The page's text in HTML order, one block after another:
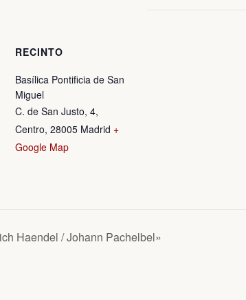
RECINTO
Basílica Pontificia de San
Miguel
C. de San Justo, 4,
Centro, 28005 Madrid +
Google Map
Haendel / Johann Pachelbel»